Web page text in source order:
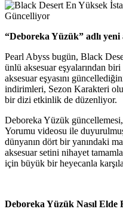
“Deboreka Yüzük” adlı yeni
Pearl Abyss bugün, Black
ünlü aksesuar eşyalarından
aksesuar eşyasını
indirimleri, Sezon Karakteri
bir dizi etkinlik de düzenliyor.
Deboreka Yüzük
Yorumu videosu ile
dünyanın dört bir yanındaki
aksesuar setini nihayet
için büyük bir heyecanla
Deboreka Yüzük Nasıl Elde